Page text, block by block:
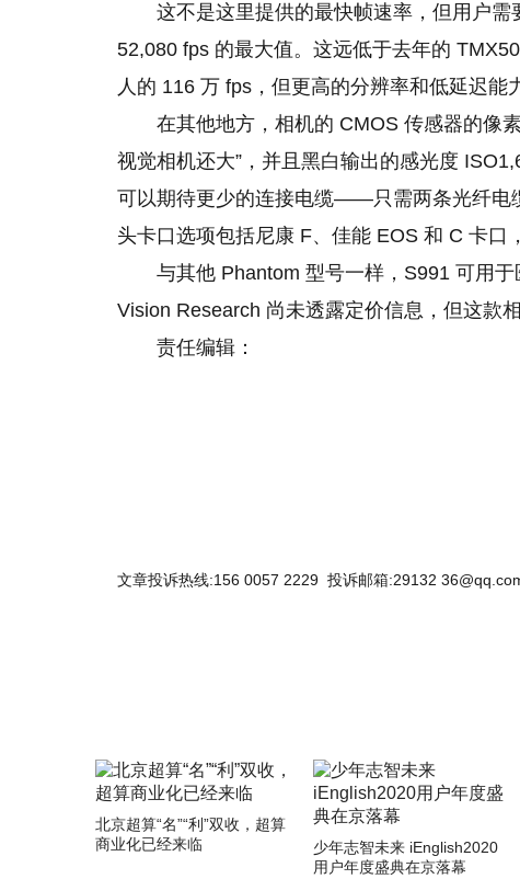
这不是这里提供的最快帧速率，但用户
52,080 fps 的最大值。这远低于去年的
人的 116 万 fps，但更高的分辨率和低延迟能
在其他地方，相机的 CMOS 传感器的像
视觉相机还大”，并且黑白输出的感光度
可以期待更少的连接电缆——只需两条光纤电
头卡口选项包括尼康 F、佳能 EOS 和 C 卡口
与其他 Phantom 型号一样，S991 可用
Vision Research 尚未透露定价信息，但这款
责任编辑：
文章投诉热线:156 0057 2229 投诉邮箱:29132
北京超算“名”“利”双收，超算
商业化已经来临
少年志智未来 iEnglish2020
用户年度盛典在京落幕